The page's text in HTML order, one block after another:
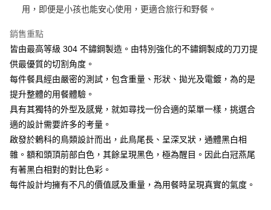
１．簡單：不需註冊會員、不需綁卡、不需儲值。
３．安心：先確認商品／服務後，再付款。
【「AFTEE先享後付」結帳流程】
１．於結帳方式選擇「AFTEE先享後付」後，將跳轉至「AFTEE先享後付」
２．訂單成立數日內，您將收到繳費通知簡訊。
３．收到繳費通知簡訊後14天內，點擊此簡訊中的連結，可透過四大超商／
ATM／網路銀行／等多元方式進行付款，方視為交易完成。
※ 請注意：結帳手續完成當下不需立刻繳費，但若您需要取消訂單，請聯絡
購買商品的店家。未經商家同意取消之訂單仍視為有效，需透過AFTEE先享
後付繳納相關費用。
是否繳費成功／繳費後需取消欲退款等相關疑問，請聯繫「AFTEE先享後付
客戶支援中心」https://netprotections.freshdesk.com/support/home
【注意事項】
運送方式
全家取貨付款
每筆NT$60，滿NT$1,500(含以上)免運費
7-11取貨付款
宅配
每筆NT$100，滿NT$1,500(含以上)免運費
用，即便是小孩也能安心使用，更適合旅行和野餐。
銷售重點
皆由最高等級 304 不鏽鋼製造。由特別強化的不鏽鋼製成的刀刃提
供最優質的切割角度。
每件餐具經由嚴密的測試，包含重量、形狀、拋光及電鍍，為的是
提升整體的用餐體驗。
具有其獨特的外型及感覺，就如尋找一份合適的菜單一樣，挑選合
適的設計需要許多的考量。
啟發於鶇科的鳥類設計而出，此鳥尾長、呈深叉狀，通體黑白相
雜。額和頭頂前部白色，其餘呈現黑色，極為醒目。因此白冠燕尾
有著黑白相對的對比色彩。
每件設計均擁有不凡的價值感及重量，為用餐時呈現真實的氣度。